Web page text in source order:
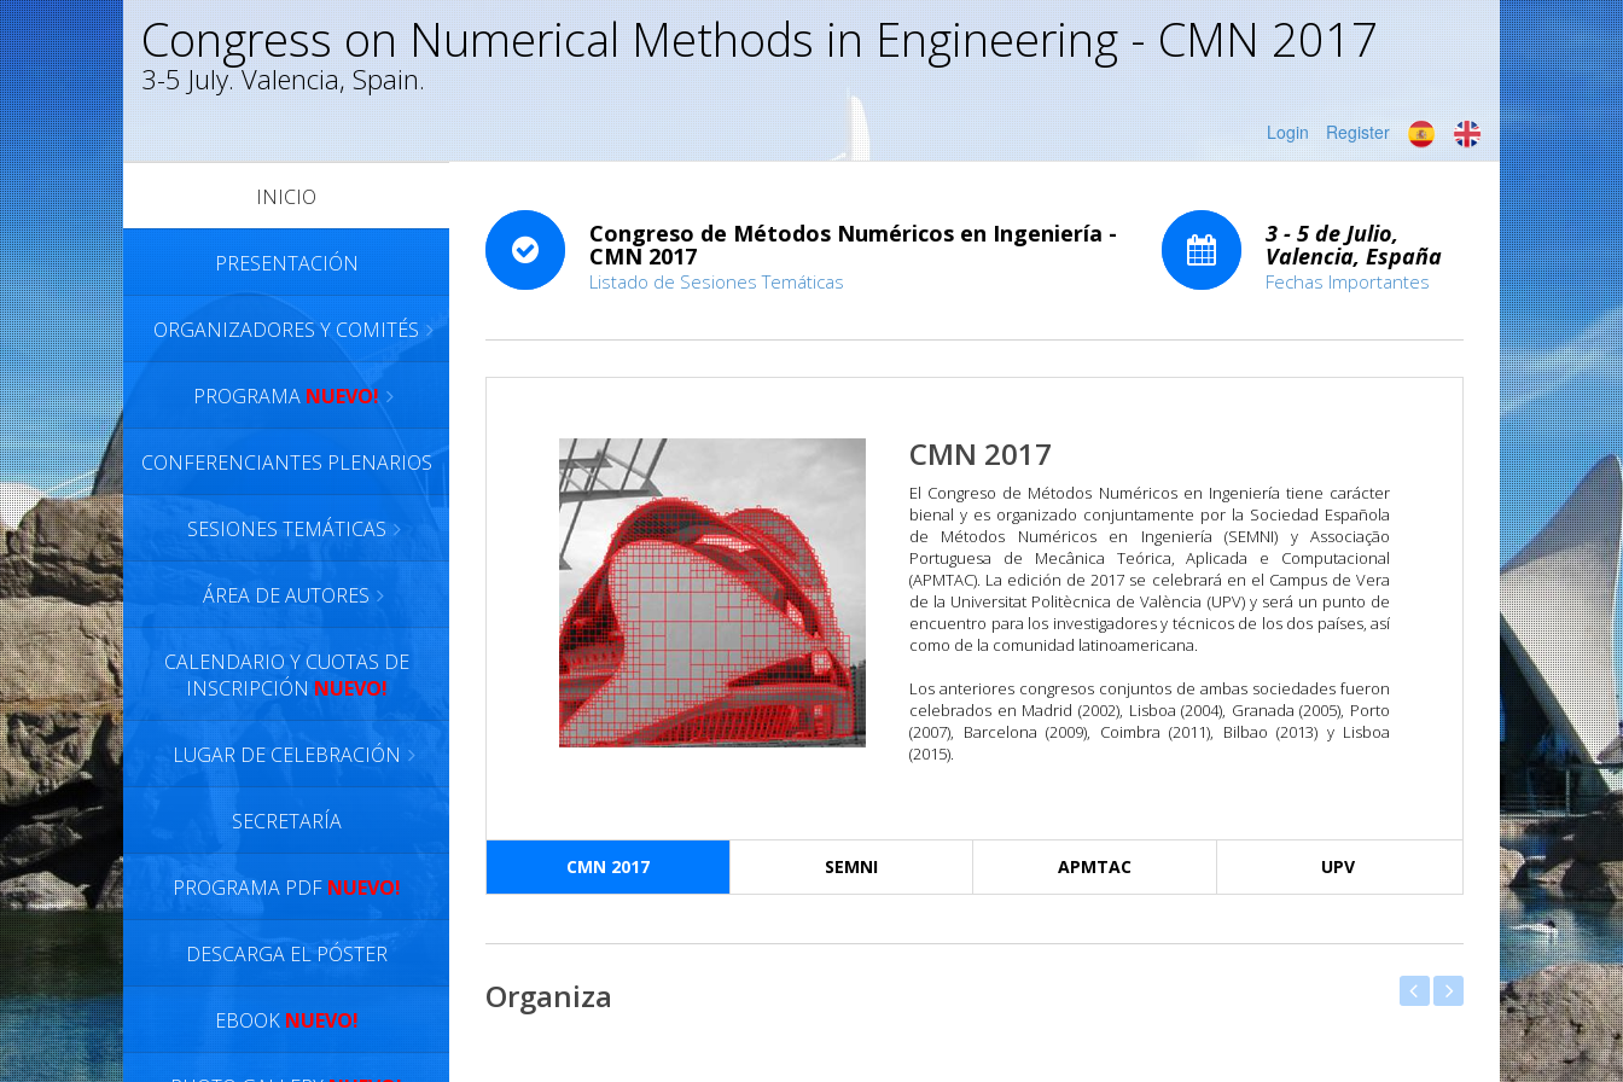
Congress on Numerical Methods in Engineering - CMN 2017
3-5 July. Valencia, Spain.
Login Register
INICIO
PRESENTACIÓN
ORGANIZADORES Y COMITÉS
PROGRAMA NUEVO!
CONFERENCIANTES PLENARIOS
SESIONES TEMÁTICAS
ÁREA DE AUTORES
CALENDARIO Y CUOTAS DE
INSCRIPCIÓN NUEVO!
LUGAR DE CELEBRACIÓN
SECRETARÍA
PROGRAMA PDFNUEVO!
DESCARGA EL PÓSTER
EBOOKNUEVO!
Congreso de Métodos Numéricos en Ingeniería -
CMN 2017
Listado de Sesiones Temáticas
3 - 5 de Julio,
Valencia, España
Fechas Importantes
CMN 2017
El Congreso de Métodos Numéricos en Ingeniería tiene carácter
bienal y es organizado conjuntamente por la Sociedad Española
de Métodos Numéricos en Ingeniería (SEMNI) y Associação
Portuguesa de Mecânica Teórica, Aplicada e Computacional
(APMTAC). La edición de 2017 se celebrará en el Campus de Vera
de la Universitat Politècnica de València (UPV) y será un punto de
encuentro para los investigadores y técnicos de los dos países, así
como de la comunidad latinoamericana.
Los anteriores congresos conjuntos de ambas sociedades fueron
celebrados en Madrid (2002), Lisboa (2004), Granada (2005), Porto
(2007), Barcelona (2009), Coimbra (2011), Bilbao (2013) y Lisboa
(2015).
CMN 2017 SEMNI APMTAC UPV
Organiza